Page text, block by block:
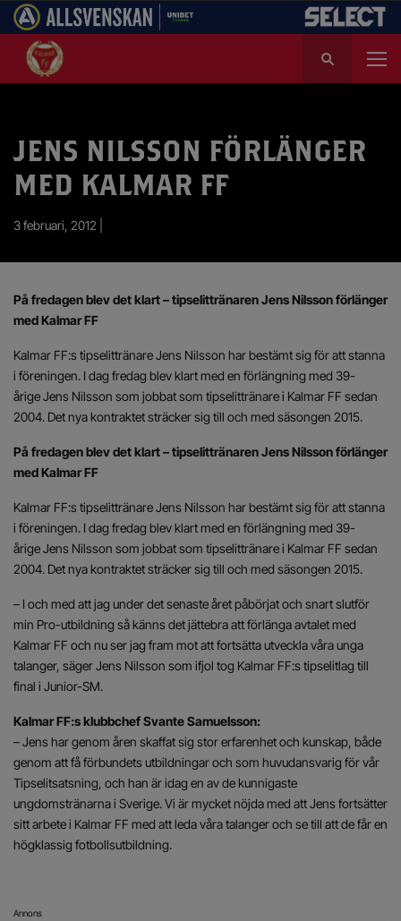
k
JENS NILSSON FÖRLÄNGER
MED KALMAR FF
3 februari, 2012 |
På fredagen blev det klart – tipselittränaren Jens Nilsson förlänger
med Kalmar FF
Kalmar FF:s tipselittränare Jens Nilsson har bestämt sig för att stanna
i föreningen. I dag fredag blev klart med en förlängning med 39-
årige Jens Nilsson som jobbat som tipselittränare i Kalmar FF sedan
2004. Det nya kontraktet sträcker sig till och med säsongen 2015.
På fredagen blev det klart – tipselittränaren Jens Nilsson förlänger
med Kalmar FF
Kalmar FF:s tipselittränare Jens Nilsson har bestämt sig för att stanna
i föreningen. I dag fredag blev klart med en förlängning med 39-
årige Jens Nilsson som jobbat som tipselittränare i Kalmar FF sedan
2004. Det nya kontraktet sträcker sig till och med säsongen 2015.
– I och med att jag under det senaste året påbörjat och snart slutför
min Pro-utbildning så känns det jättebra att förlänga avtalet med
Kalmar FF och nu ser jag fram mot att fortsätta utveckla våra unga
talanger, säger Jens Nilsson som ifjol tog Kalmar FF:s tipselitlag till
final i Junior-SM.
Kalmar FF:s klubbchef Svante Samuelsson:
– Jens har genom åren skaffat sig stor erfarenhet och kunskap, både
genom att få förbundets utbildningar och som huvudansvarig för vår
Tipselitsatsning, och han är idag en av de kunnigaste
ungdomstränarna i Sverige. Vi är mycket nöjda med att Jens fortsätter
sitt arbete i Kalmar FF med att leda våra talanger och se till att de får en
högklassig fotbollsutbildning.
Annons